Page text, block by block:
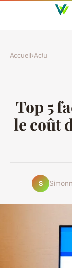
Accueil›Actu
Top 5
le coût
S